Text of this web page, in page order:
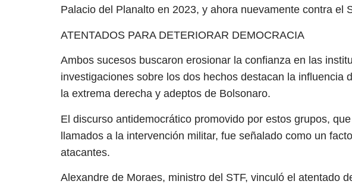
Palacio del Planalto en 2023, y ahora nuevamente contra el
ATENTADOS PARA DETERIORAR DEMOCRACIA
Ambos sucesos buscaron erosionar la confianza en las
investigaciones sobre los dos hechos destacan la influencia
la extrema derecha y adeptos de Bolsonaro.
El discurso antidemocrático promovido por estos grupos,
llamados a la intervención militar, fue señalado como un
atacantes.
Alexandre de Moraes, ministro del STF, vinculó el atentado